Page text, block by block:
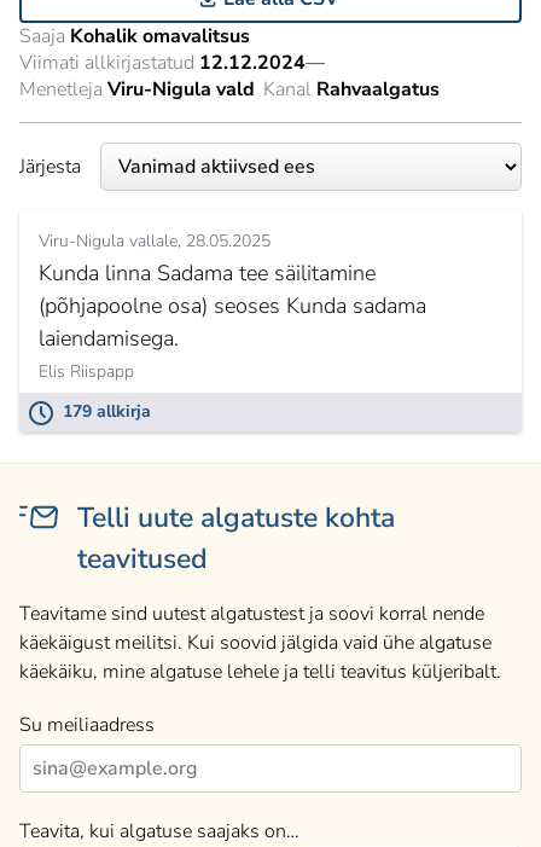
Saaja Kohalik omavalitsus
Viimati allkirjastatud 12.12.2024—
Menetleja Viru-Nigula vald Kanal Rahvaalgatus
Järjesta
Viru-Nigula vallale 28.05.2025
Kunda linna Sadama tee säilitamine
(põhjapoolne osa) seoses Kunda sadama
laiendamisega.
Elis Riispapp
179 allkirja
Telli uute algatuste kohta
teavitused
Teavitame sind uutest algatustest ja soovi korral nende
käekäigust meilitsi. Kui soovid jälgida vaid ühe algatuse
käekäiku, mine algatuse lehele ja telli teavitus küljeribalt.
Su meiliaadress
Teavita, kui algatuse saajaks on…